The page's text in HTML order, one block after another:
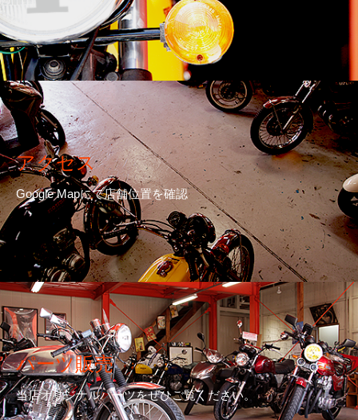
アクセス
Google Mapにて店舗位置を確認
パーツ販売
当店オリジナルパーツをぜひご覧ください。